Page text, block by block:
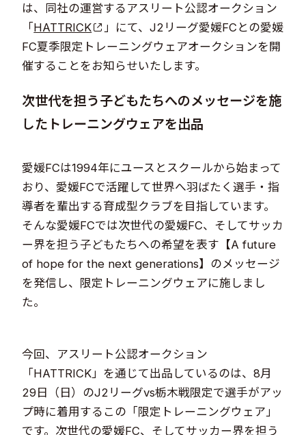
は、同社の運営するアスリート公認オークション
「HATTRICK
」にて、J2リーグ愛媛FCとの愛媛
FC夏季限定トレーニングウェアオークションを開
催することをお知らせいたします。​​
次世代を担う子どもたちへのメッセージを​施
したトレーニングウェアを出品​
愛媛FCは1994年にユースとスクールから始まって
おり、愛媛FCで活躍して世界へ羽ばたく選手・指
導者を輩出する育成型クラブを目指しています。​​
そんな愛媛FCでは次世代の愛媛FC、そしてサッカ
ー界を担う子どもたちへの希望を表す【A future
of hope for the next generations】のメッセージ
を発信し、限定トレーニングウェアに施しまし
た。
今回、アスリート公認オークション
「HATTRICK」を通じて出品しているのは、8月
29日（日）のJ2リーグvs栃木戦限定で選手がアッ
プ時に着用するこの「限定トレーニングウェア」
です。次世代の愛媛FC、そしてサッカー界を担う